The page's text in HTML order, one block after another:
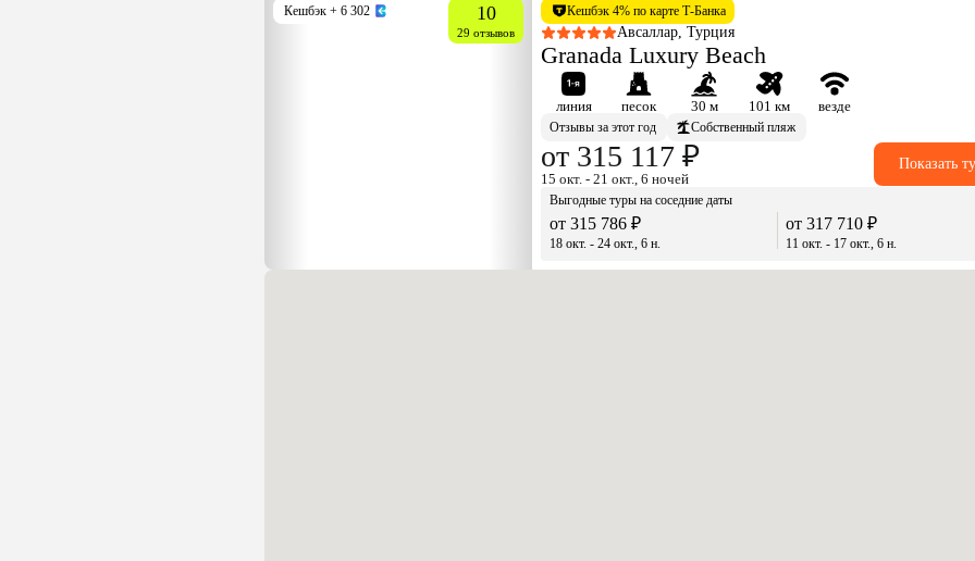
Кешбэк + 6 302 10
29 отзывов
Кешбэк 4% по карте Т-Банка
Авсаллар, Турция
Granada Luxury Beach
линия песок 30 м 101 км
везде
Отзывы за этот год
Собственный пляж
от 315 117 ₽
15 окт. - 21 окт., 6 ночей
Показать
Выгодные туры на соседние даты
от 315 786 ₽
18 окт. - 24 окт., 6 н.
от 317 710 ₽
11 окт. - 17 окт., 6 н.